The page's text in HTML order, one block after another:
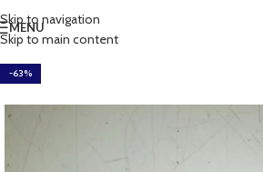
Skip to navigation
Skip to main content
MENU
-63%